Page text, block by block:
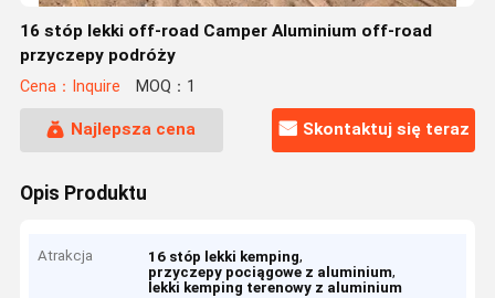
16 stóp lekki off-road Camper Aluminium off-road
przyczepy podróży
Cena：Inquire MOQ：1
Najlepsza cena Skontaktuj się teraz
Opis Produktu
Atrakcja 16 stóp lekki kemping,
przyczepy pociągowe z aluminium,
lekki kemping terenowy z aluminium